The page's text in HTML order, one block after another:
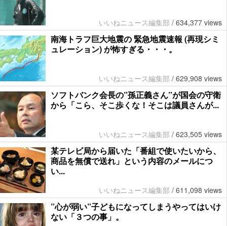
いいねニュース編集部 / 634,377 views
南海トラフ巨大地震の 緊急地震速報 (再現シミ
ュレーション) が怖すぎる・・・。
いいねニュース編集部 / 629,908 views
ソフトバンク会長の”孫正義さん”が国会の守衛
から「こら、そこ歩くな！そこは議員さんが...
いいねニュース編集部 / 623,505 views
某テレビ局から届いた「番組で使いたいから、
商品を無償で送れ」という内容のメールにつ
い...
いいねニュース編集部 / 611,098 views
”心が弱い”子どもになってしまうやってはいけ
ない「３つの事」。